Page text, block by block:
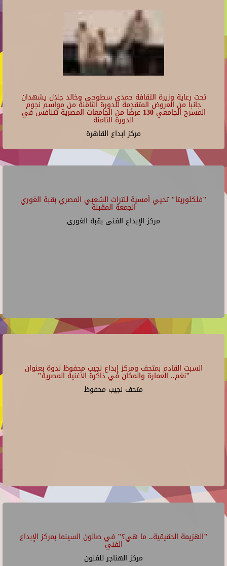
تحت رعاية وزيرة الثقافة حمدي سطوحي وخالد جلال يشهدان
جانبا من العروض المتقدمة للدورة الثامنة من مواسم نجوم
المسرح الجامعي 130 عرضًا من الجامعات المصرية تتنافس في
الدورة الثامنة
مركز ابداع القاهرة
"فلكلوريتا" تحيي أمسية للتراث الشعبي المصري بقبة الغوري
الجمعة المقبلة
مركز الإبداع الفنى بقبة الغورى
السبت القادم بمتحف ومركز إبداع نجيب محفوظ ندوة بعنوان
"نغم.. العمارة والمكان في ذاكرة الأغنية المصرية"
متحف نجيب محفوظ
"الهزيمة الحقيقية.. ما هي؟" في صالون السينما بمركز الإبداع
الفني
مركز الهناجر للفنون